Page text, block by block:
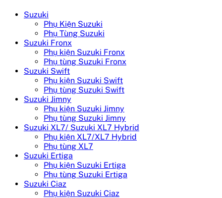
Suzuki
Phụ Kiện Suzuki
Phụ Tùng Suzuki
Suzuki Fronx
Phụ kiện Suzuki Fronx
Phụ tùng Suzuki Fronx
Suzuki Swift
Phụ kiện Suzuki Swift
Phụ tùng Suzuki Swift
Suzuki Jimny
Phụ kiện Suzuki Jimny
Phụ tùng Suzuki Jimny
Suzuki XL7/ Suzuki XL7 Hybrid
Phụ kiện XL7/XL7 Hybrid
Phụ tùng XL7
Suzuki Ertiga
Phụ kiện Suzuki Ertiga
Phụ tùng Suzuki Ertiga
Suzuki Ciaz
Phụ kiện Suzuki Ciaz